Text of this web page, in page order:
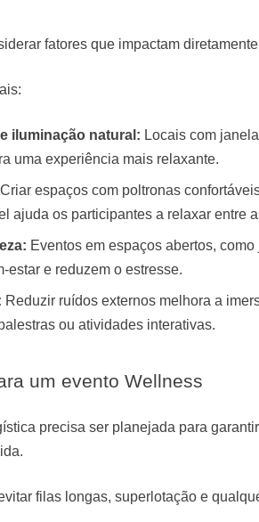
fatores que impactam
iluminação natural: Locais com
uma experiência mais relaxante.
Criar espaços com poltronas
ajuda os participantes a relaxar entre
Eventos em espaços abertos,
estar e reduzem o estresse.
Reduzir ruídos externos melhora a
ou atividades interativas.
um evento Wellness
precisa ser planejada para
filas longas, superlotação e